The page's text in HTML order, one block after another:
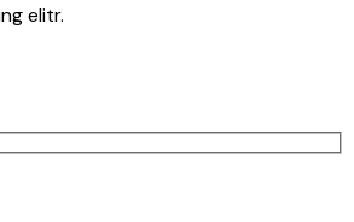
elitr.